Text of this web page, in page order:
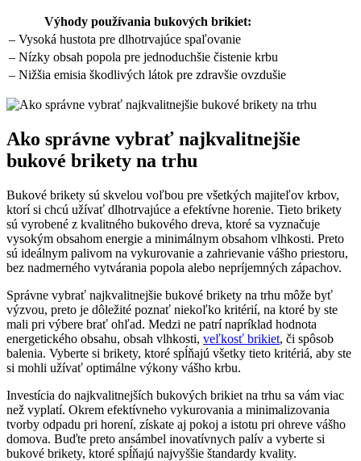
Výhody ⁣používania ‌bukových ‌brikiet:
– Vysoká hustota pre dlhotrvajúce spaľovanie
– Nízky obsah ‍popola pre jednoduchšie ​čistenie krbu
– Nižšia‌ emisia škodlivých látok ⁣pre zdravšie ⁣ovzdušie
Ako správne vybrať najkvalitnejšie
bukové brikety ​na trhu
Bukové‌ brikety sú skvelou voľbou‍ pre všetkých majiteľov krbov,
ktorí si ​chcú užívať dlhotrvajúce a efektívne horenie. Tieto‍ brikety
sú​ vyrobené z kvalitného bukového dreva, ktoré sa vyznačuje​
vysokým obsahom ⁤energie‍ a​ minimálnym obsahom vlhkosti. Preto
sú ideálnym palivom na ​vykurovanie a ⁢zahrievanie vášho⁢ priestoru,​
bez nadmerného vytvárania popola alebo nepríjemných zápachov.
Správne vybrať najkvalitnejšie bukové brikety na ‍trhu môže byť⁤
výzvou, preto je dôležité‌ poznať ⁢niekoľko kritérií, na ktoré by⁣ ste
mali pri ‍výbere⁤ brať ohľad. Medzi ne patrí‍ napríklad hodnota⁤
energetického obsahu, obsah vlhkosti, veľkosť brikiet, či‍ spôsob‌
balenia. Vyberte si brikety, ktoré spĺňajú všetky tieto kritériá, aby ste
si ‍mohli užívať ⁢optimálne ⁢výkony vášho⁣ krbu.
Investícia do najkvalitnejších ‍bukových brikiet na trhu​ sa‌ vám viac
než‌ vyplatí. Okrem efektívneho vykurovania a minimalizovania
tvorby odpadu pri horení, získate ​aj ⁣pokoj a istotu pri ohreve vášho
domova. Buďte preto ansámbel⁢ inovatívnych palív ⁣a vyberte si
bukové⁢ brikety,⁣ ktoré spĺňajú najvyššie štandardy kvality.